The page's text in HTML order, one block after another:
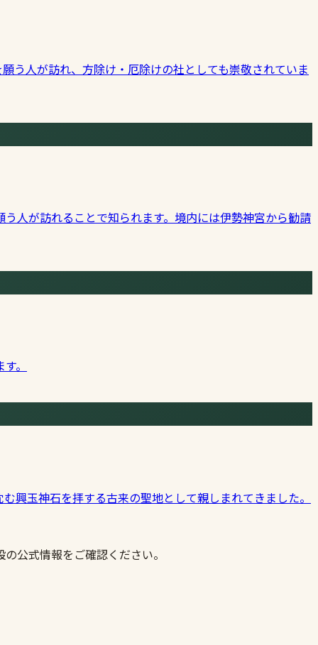
う人が訪れ、方除け・厄除けの社としても崇敬されていま
人が訪れることで知られます。境内には伊勢神宮から勧請
。
興玉神石を拝する古来の聖地として親しまれてきました。
公式情報をご確認ください。